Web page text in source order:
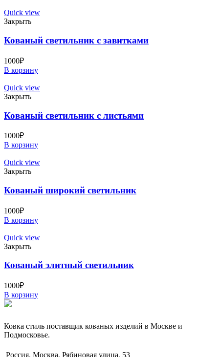
Quick view
Закрыть
Кованый светильник с завитками
1000₽
В корзину
Quick view
Закрыть
Кованый светильник с листьями
1000₽
В корзину
Quick view
Закрыть
Кованый широкий светильник
1000₽
В корзину
Quick view
Закрыть
Кованый элитный светильник
1000₽
В корзину
Ковка стиль поставщик кованых изделий в Москве и
Подмосковье.
Россия, Москва, Рябиновая улица, 53